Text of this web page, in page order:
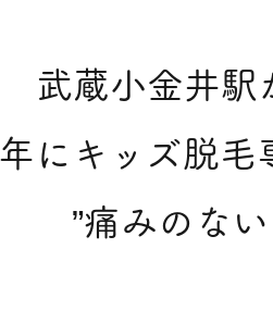
武蔵小金井駅
にキッズ脱毛
​”痛みのな